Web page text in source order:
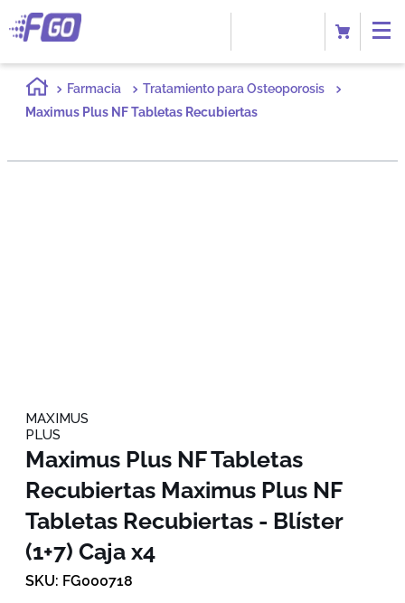
Farmacia
Tratamiento para Osteoporosis
Maximus Plus NF Tabletas Recubiertas
MAXIMUS
PLUS
Maximus Plus NF Tabletas
Recubiertas Maximus Plus NF
Tabletas Recubiertas - Blíster
(1+7) Caja x4
FG000718